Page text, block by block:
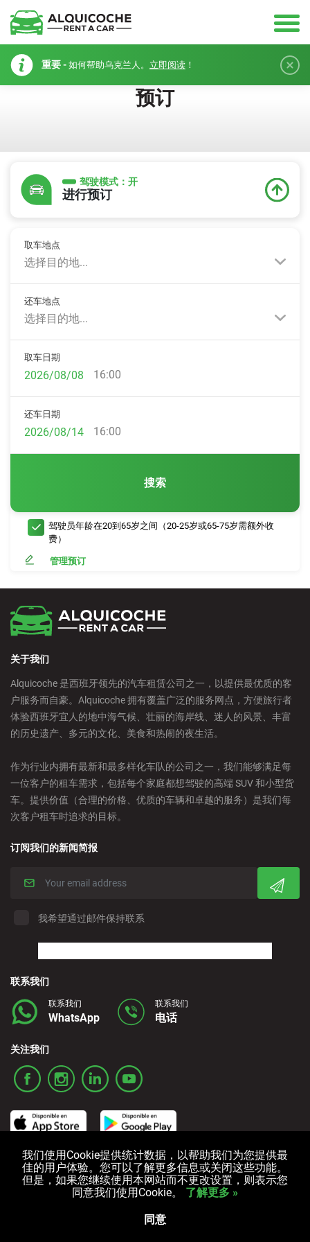
重要 - 如何帮助乌克兰人。 立即阅读 ！
预订
驾驶模式： 开
进行预订
取车地点
选择目的地...
还车地点
选择目的地...
取车日期
16:00
还车日期
16:00
搜索
驾驶员年龄在20到65岁之间（20-25岁或65-75岁需额外收
费）
管理预订
关于我们
Alquicoche 是西班牙领先的汽车租赁公司之一，以提供最优质的客
户服务而自豪。Alquicoche 拥有覆盖广泛的服务网点，方便旅行者
体验西班牙宜人的地中海气候、壮丽的海岸线、迷人的风景、丰富
的历史遗产、多元的文化、美食和热闹的夜生活。
作为行业内拥有最新和最多样化车队的公司之一，我们能够满足每
一位客户的租车需求，包括每个家庭都想驾驶的高端 SUV 和小型货
车。提供价值（合理的价格、优质的车辆和卓越的服务）是我们每
次客户租车时追求的目标。
订阅我们的新闻简报
我希望通过邮件保持联系
联系我们
联系我们
WhatsApp
联系我们
电话
关注我们
ご利用条件 プライバシーポリシー クッキーポリシー
版权所有 © 2006-2024 Alquicoche 租车
我们使用Cookie提供统计数据，以帮助我们为您提供最
佳的用户体验。您可以了解更多信息或关闭这些功能。
但是，如果您继续使用本网站而不更改设置，则表示您
同意我们使用Cookie。
了解更多 »
同意